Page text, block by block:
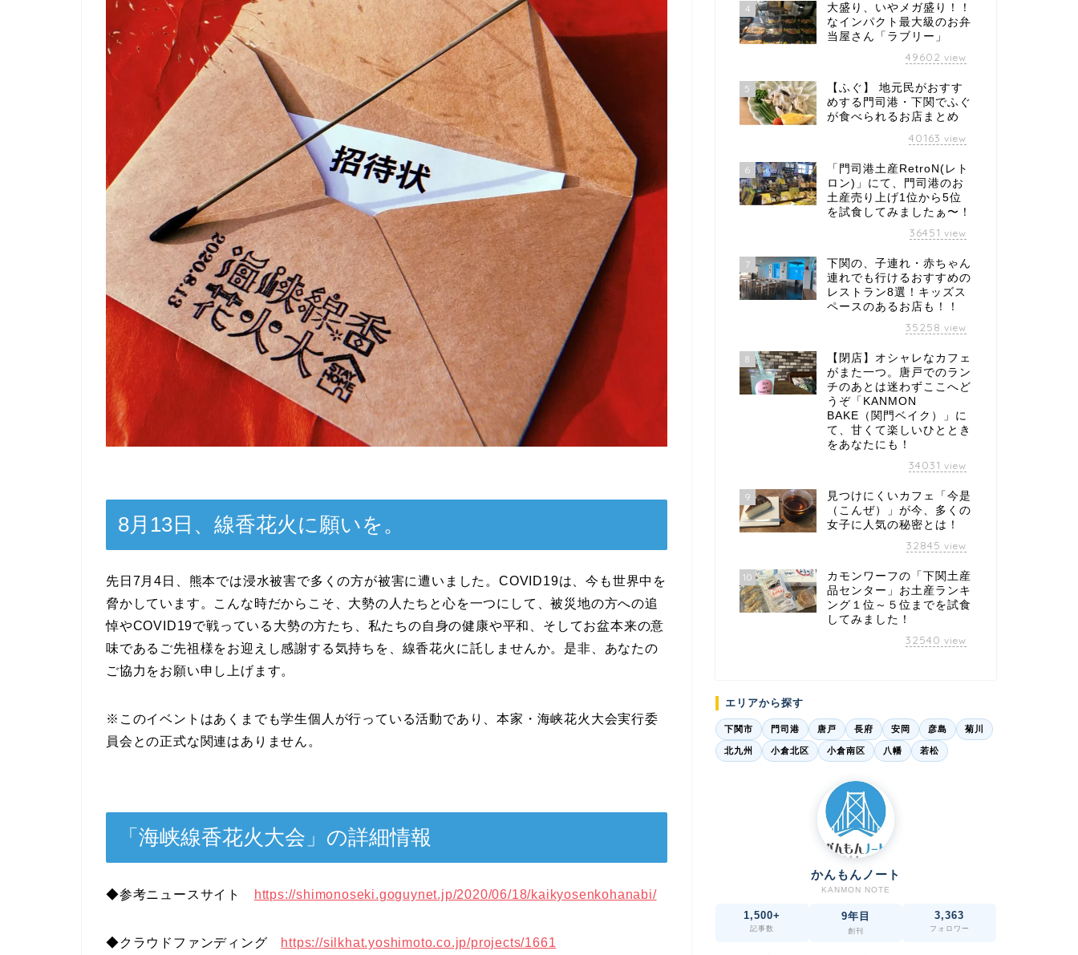
8月13日、線香花火に願いを。
先日7月4日、熊本では浸水被害で多くの方が被害に遭いました。COVID19は、今も世界中を
脅かしています。こんな時だからこそ、大勢の人たちと心を一つにして、被災地の方への追
悼やCOVID19で戦っている大勢の方たち、私たちの自身の健康や平和、そしてお盆本来の意
味であるご先祖様をお迎えし感謝する気持ちを、線香花火に託しませんか。是非、あなたの
ご協力をお願い申し上げます。
※このイベントはあくまでも学生個人が行っている活動であり、本家・海峡花火大会実行委
員会との正式な関連はありません。
「海峡線香花火大会」の詳細情報
◆参考ニュースサイト https://shimonoseki.goguynet.jp/2020/06/18/kaikyosenkohanabi/
◆クラウドファンディング https://silkhat.yoshimoto.co.jp/projects/1661
4
大盛り、いやメガ盛り！！
なインパクト最大級のお弁
当屋さん「ラブリー」
49602 view
5
【ふぐ】 地元民がおすす
めする門司港・下関でふぐ
が食べられるお店まとめ
40163 view
6
「門司港土産RetroN(レト
ロン)」にて、門司港のお
土産売り上げ1位から5位
を試食してみましたぁ〜！
36451 view
7
下関の、子連れ・赤ちゃん
連れでも行けるおすすめの
レストラン8選！キッズス
ペースのあるお店も！！
35258 view
8
【閉店】オシャレなカフェ
がまた一つ。唐戸でのラン
チのあとは迷わずここへど
うぞ「KANMON
BAKE（関門ベイク）」に
て、甘くて楽しいひととき
をあなたにも！
34031 view
9
見つけにくいカフェ「今是
（こんぜ）」が今、多くの
女子に人気の秘密とは！
32845 view
10
カモンワーフの「下関土産
品センター」お土産ランキ
ング１位～５位までを試食
してみました！
32540 view
エリアから探す
下関市 門司港 唐戸 長府 安岡 彦島 菊川
北九州 小倉北区 小倉南区 八幡 若松
かんもんノート
KANMON NOTE
1,500+
記事数
9年目
創刊
3,363
フォロワー